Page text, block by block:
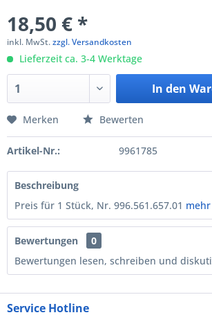
18,50 € *
inkl. MwSt.zzgl. Versandkosten
Lieferzeit ca. 3-4 Werktage
In den
Merken Bewerten
Artikel-Nr.: 9961785
Beschreibung
Preis für 1 Stück, Nr. 996.561.657.01 mehr
Bewertungen
0
Bewertungen lesen, schreiben und
Service Hotline